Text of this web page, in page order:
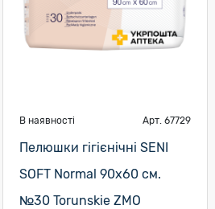
В наявності Арт. 67729
Пелюшки гігієнічні SENI
SOFT Normal 90х60 см.
№30 Torunskie ZMO